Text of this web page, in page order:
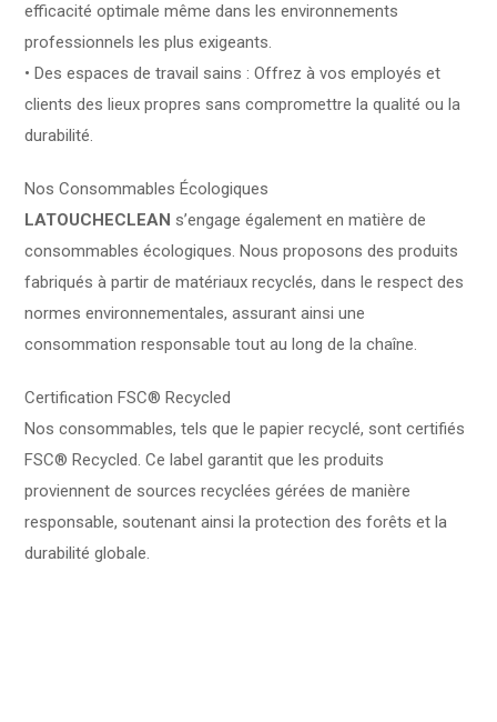
efficacité optimale même dans les environnements
professionnels les plus exigeants.
• Des espaces de travail sains : Offrez à vos employés et
clients des lieux propres sans compromettre la qualité ou la
durabilité.
Nos Consommables Écologiques
LATOUCHECLEAN s’engage également en matière de
consommables écologiques. Nous proposons des produits
fabriqués à partir de matériaux recyclés, dans le respect des
normes environnementales, assurant ainsi une
consommation responsable tout au long de la chaîne.
Certification FSC®️ Recycled
Nos consommables, tels que le papier recyclé, sont certifiés
FSC®️ Recycled. Ce label garantit que les produits
proviennent de sources recyclées gérées de manière
responsable, soutenant ainsi la protection des forêts et la
durabilité globale.